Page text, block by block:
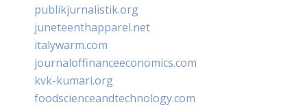
publikjurnalistik.org
juneteenthapparel.net
italywarm.com
journaloffinanceeconomics.com
kvk-kumari.org
foodscienceandtechnology.com